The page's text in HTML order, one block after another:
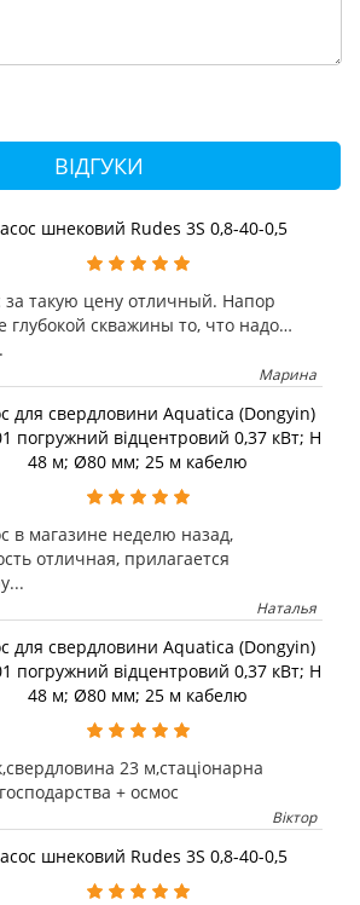
ВІДГУКИ
шнековий Rudes 3S 0,8-40-0,5
за такую цену отличный. Напор
скважины то, что надо…
Марина
для свердловини Aquatica (Dongyin)
погружний відцентровий 0,37 кВт; H
48 м; Ø80 мм; 25 м кабелю
в магазине неделю назад,
отличная, прилагается
Наталья
для свердловини Aquatica (Dongyin)
погружний відцентровий 0,37 кВт; H
48 м; Ø80 мм; 25 м кабелю
23 м,стаціонарна
+ осмос
Віктор
шнековий Rudes 3S 0,8-40-0,5